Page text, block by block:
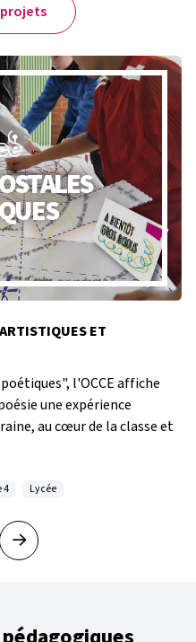
ET
l'OCCE affiche
une expérience
au cœur de la classe et
4 Lycée